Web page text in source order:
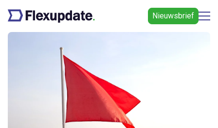
Nieuwsbrief